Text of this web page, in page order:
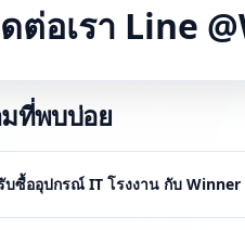
ต่อเรา Line
ที่พบบ่อย
บซื้ออุปกรณ์ IT โรงงาน กับ Winner